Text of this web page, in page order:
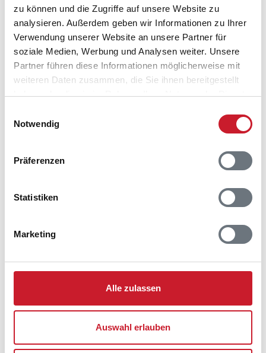
zu können und die Zugriffe auf unsere Website zu
analysieren. Außerdem geben wir Informationen zu Ihrer
Verwendung unserer Website an unsere Partner für
soziale Medien, Werbung und Analysen weiter. Unsere
Partner führen diese Informationen möglicherweise mit
weiteren Daten zusammen, die Sie ihnen bereitgestellt
haben oder die sie im Rahmen Ihrer Nutzung der Dienste
Notwendig
Präferenzen
Statistiken
Marketing
Alle zulassen
Auswahl erlauben
Reisedauer auswählen
Anzahl Reisende auswählen
Anreisetag im Belegungskalender anklicken
Bitte beachten Sie, dass sich bei Änderungen des